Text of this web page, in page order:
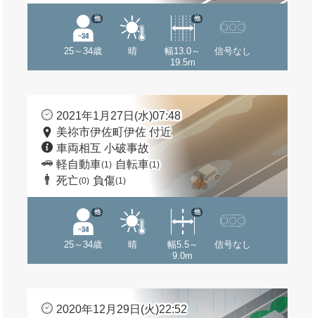
25～34歳
他
晴
幅13.0～
19.5m
他
信号なし
2021年1月27日(水)07:48
美祢市伊佐町伊佐 付近
車両相互 小破事故
軽自動車(1) 自転車(1)
死亡(0) 負傷(1)
25～34歳
他
晴
幅5.5～
9.0m
他
信号なし
2020年12月29日(火)22:52